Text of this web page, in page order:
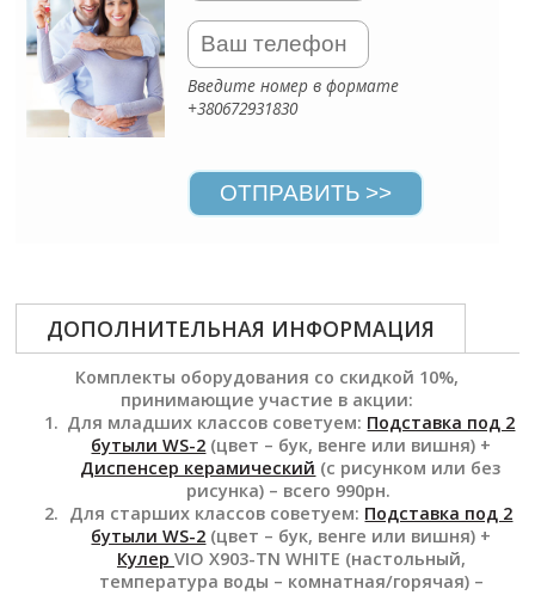
Ваш Телефон*
Введите номер в формате
+380672931830
ОТПРАВИТЬ >>
ДОПОЛНИТЕЛЬНАЯ ИНФОРМАЦИЯ
Комплекты оборудования со скидкой 10%,
принимающие участие в акции:
Для младших классов советуем: Подставка под 2
бутыли WS-2 (цвет – бук, венге или вишня) +
Диспенсер керамический (с рисунком или без
рисунка) – всего 990рн.
Для старших классов советуем: Подставка под 2
бутыли WS-2 (цвет – бук, венге или вишня) +
Кулер VIO Х903-TN WHITE (настольный,
температура воды – комнатная/горячая) –